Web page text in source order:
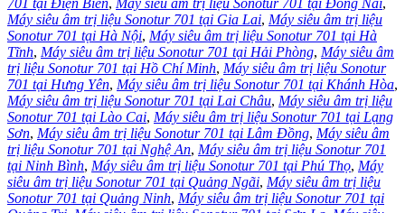
Máy siêu âm trị liệu Sonotur 701 tại Gia Lai, Máy siêu âm trị liệu
Sonotur 701 tại Hà Nội, Máy siêu âm trị liệu Sonotur 701 tại Hà
Tĩnh, Máy siêu âm trị liệu Sonotur 701 tại Hải Phòng, Máy siêu âm
trị liệu Sonotur 701 tại Hồ Chí Minh, Máy siêu âm trị liệu Sonotur
701 tại Hưng Yên, Máy siêu âm trị liệu Sonotur 701 tại Khánh Hòa,
Máy siêu âm trị liệu Sonotur 701 tại Lai Châu, Máy siêu âm trị liệu
Sonotur 701 tại Lào Cai, Máy siêu âm trị liệu Sonotur 701 tại Lạng
Sơn, Máy siêu âm trị liệu Sonotur 701 tại Lâm Đồng, Máy siêu âm
trị liệu Sonotur 701 tại Nghệ An, Máy siêu âm trị liệu Sonotur 701
tại Ninh Bình, Máy siêu âm trị liệu Sonotur 701 tại Phú Thọ, Máy
siêu âm trị liệu Sonotur 701 tại Quảng Ngãi, Máy siêu âm trị liệu
Sonotur 701 tại Quảng Ninh, Máy siêu âm trị liệu Sonotur 701 tại